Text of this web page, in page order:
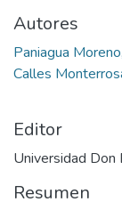
Autores
Paniagua
Calles
Editor
Universidad Don
Resumen